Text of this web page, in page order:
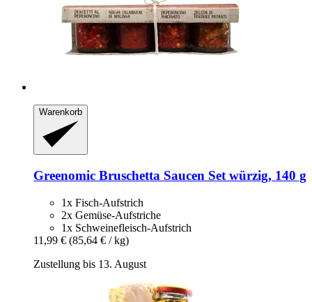
Warenkorb
Greenomic Bruschetta Saucen Set würzig, 140 g
1x Fisch-Aufstrich
2x Gemüse-Aufstriche
1x Schweinefleisch-Aufstrich
11,99 € (85,64 € / kg)
Zustellung bis 13. August